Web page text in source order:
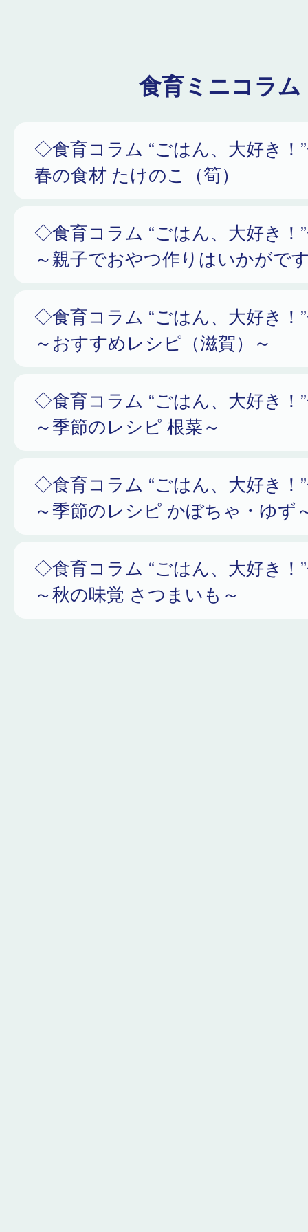
食育ミニコラム
◇食育コラム “ごはん、大好き
春の食材 たけのこ（筍）
◇食育コラム “ごはん、大好き
～親子でおやつ作りはいかがで
◇食育コラム “ごはん、大好き
～おすすめレシピ（滋賀）～
◇食育コラム “ごはん、大好き
～季節のレシピ 根菜～
◇食育コラム “ごはん、大好き
～季節のレシピ かぼちゃ・ゆず
◇食育コラム “ごはん、大好き
～秋の味覚 さつまいも～